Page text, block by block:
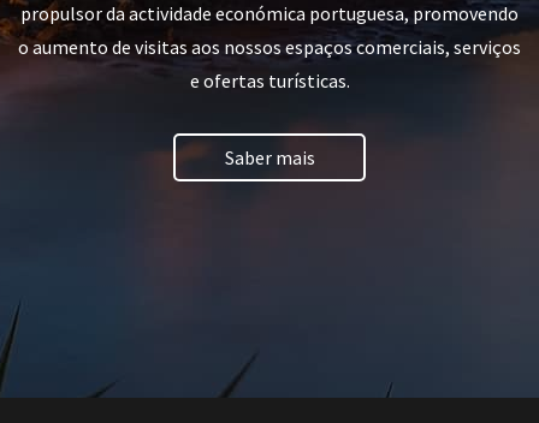
propulsor da actividade económica portuguesa, promovendo
o aumento de visitas aos nossos espaços comerciais, serviços
e ofertas turísticas.
Saber mais